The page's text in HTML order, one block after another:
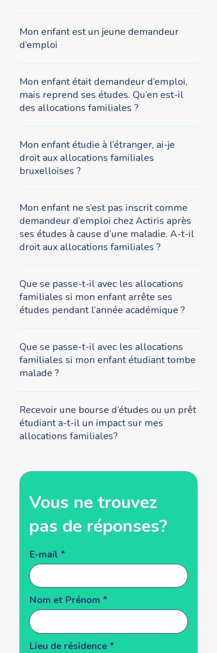
Mon enfant est un jeune demandeur
d’emploi
Mon enfant était demandeur d’emploi,
mais reprend ses études. Qu’en est-il
des allocations familiales ?
Mon enfant étudie à l’étranger, ai-je
droit aux allocations familiales
bruxelloises ?
Mon enfant ne s’est pas inscrit comme
demandeur d’emploi chez Actiris après
ses études à cause d’une maladie. A-t-il
droit aux allocations familiales ?
Que se passe-t-il avec les allocations
familiales si mon enfant arrête ses
études pendant l’année académique ?
Que se passe-t-il avec les allocations
familiales si mon enfant étudiant tombe
malade ?
Recevoir une bourse d’études ou un prêt
étudiant a-t-il un impact sur mes
allocations familiales?
Vous ne trouvez
pas de réponses?
Popup
form
E-mail *
Nom et Prénom *
Lieu de résidence *